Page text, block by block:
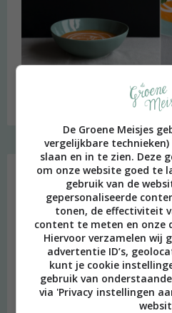
Budget recept:
Instagram Merel
De Groene Meisjes
vergelijkbare
slaan en in te zien. Deze
om onze website goed te
gebruik van de
gepersonaliseerde
tonen, de effectiviteit
content te meten en onze
Hiervoor verzamelen wij
advertentie ID’s,
kunt je cookie
gebruik van
via 'Privacy instellingen